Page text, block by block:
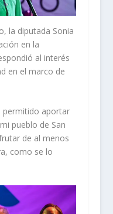
la diputada Sonia
en la
al interés
en el marco de
permitido aportar
pueblo de San
de al menos
como se lo